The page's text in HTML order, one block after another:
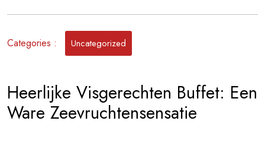
Ontdek
Schotels
Categories : Uncategorized
Heerlijke Visgerechten Buffet: Een
Ware Zeevruchtensensatie